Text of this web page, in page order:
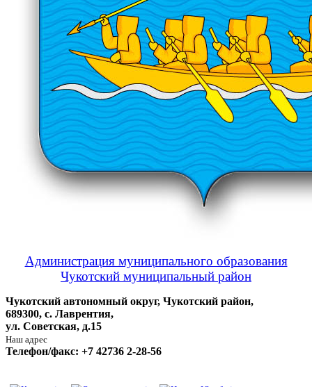
Администрация муниципального образования
Чукотский муниципальный район
Чукотский автономный округ, Чукотский район,
689300, с. Лаврентия,
ул. Советская, д.15
Наш адрес
Телефон/факс: +7 42736 2-28-56